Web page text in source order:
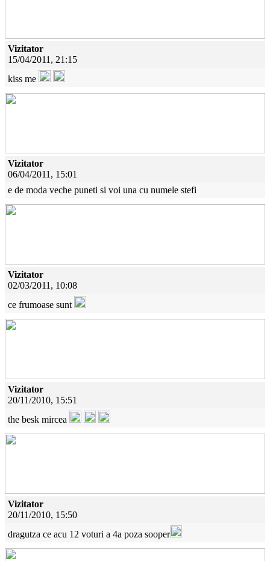
Vizitator
15/04/2011, 21:15
kiss me
Vizitator
06/04/2011, 15:01
e de moda veche puneti si voi una cu numele stefi
Vizitator
02/03/2011, 10:08
ce frumoase sunt
Vizitator
20/11/2010, 15:51
the besk mircea
Vizitator
20/11/2010, 15:50
dragutza ce acu 12 voturi a 4a poza sooper